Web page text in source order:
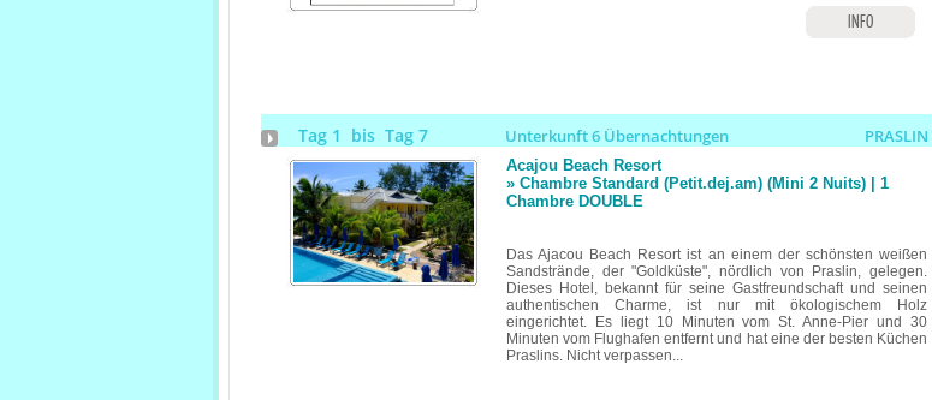
INFO
Tag 1 bis Tag 7 Unterkunft 6 Übernachtungen PRASLIN
Acajou Beach Resort
» Chambre Standard (Petit.dej.am) (Mini 2 Nuits) | 1
Chambre DOUBLE
Das Ajacou Beach Resort ist an einem der schönsten weißen
Sandstrände, der "Goldküste", nördlich von Praslin, gelegen.
Dieses Hotel, bekannt für seine Gastfreundschaft und seinen
authentischen Charme, ist nur mit ökologischem Holz
eingerichtet. Es liegt 10 Minuten vom St. Anne-Pier und 30
Minuten vom Flughafen entfernt und hat eine der besten Küchen
Praslins. Nicht verpassen...